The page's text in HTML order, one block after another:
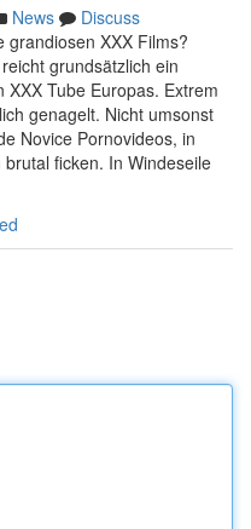
News
Discuss
grandiosen XXX Films?
grundsätzlich ein
Tube Europas. Extrem
genagelt. Nicht umsonst
Novice Pornovideos, in
ficken. In Windeseile